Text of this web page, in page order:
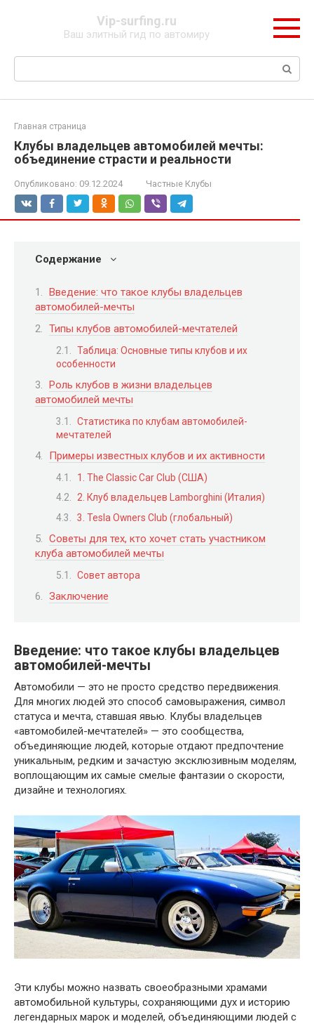
Vip-surfing.ru
Ваш элитный гид по автомиру
Поиск:
Главная страница
Клубы владельцев автомобилей мечты:
объединение страсти и реальности
Опубликовано: 09.12.2024 Частные Клубы
Содержание
Введение: что такое клубы владельцев
автомобилей-мечты
Типы клубов автомобилей-мечтателей
Таблица: Основные типы клубов и их
особенности
Роль клубов в жизни владельцев
автомобилей мечты
Статистика по клубам автомобилей-
мечтателей
Примеры известных клубов и их активности
1. The Classic Car Club (США)
2. Клуб владельцев Lamborghini (Италия)
3. Tesla Owners Club (глобальный)
Советы для тех, кто хочет стать участником
клуба автомобилей мечты
Совет автора
Заключение
Введение: что такое клубы владельцев
автомобилей-мечты
Автомобили — это не просто средство передвижения.
Для многих людей это способ самовыражения, символ
статуса и мечта, ставшая явью. Клубы владельцев
«автомобилей-мечтателей» — это сообщества,
объединяющие людей, которые отдают предпочтение
уникальным, редким и зачастую эксклюзивным моделям,
воплощающим их самые смелые фантазии о скорости,
дизайне и технологиях.
Эти клубы можно назвать своеобразными храмами
автомобильной культуры, сохраняющими дух и историю
легендарных марок и моделей, объединяющими людей с